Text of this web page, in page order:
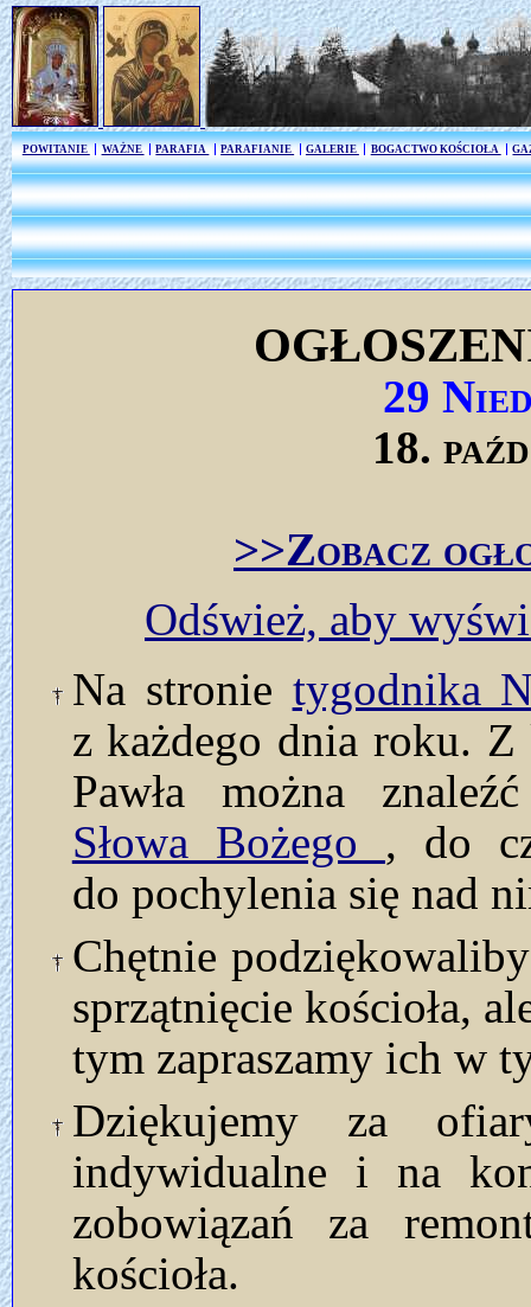
POWITANIE WAŻNE PARAFIA PARAFIANIE GALERIE BOGACTWO KOŚCIOŁA
29
18.
>>Zobacz
Odśwież, aby
Na stronie tygodnika
z każdego dnia roku. Z
Pawła można
Słowa Bożego , do
do pochylenia się nad
Chętnie
sprzątnięcie kościoła,
tym zapraszamy ich w
Dziękujemy za
indywidualne i na
zobowiązań za
kościoła.